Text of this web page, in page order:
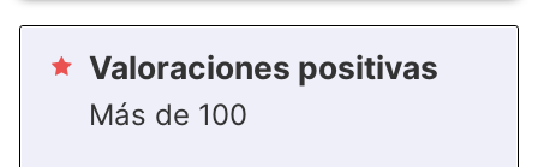
Valoraciones positivas
Más de 100